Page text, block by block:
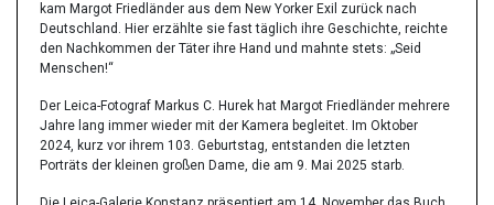
kam Margot Friedländer aus dem New Yorker Exil zurück nach
Deutschland. Hier erzählte sie fast täglich ihre Geschichte, reichte
den Nachkommen der Täter ihre Hand und mahnte stets: „Seid
Menschen!“
Der Leica-Fotograf Markus C. Hurek hat Margot Friedländer mehrere
Jahre lang immer wieder mit der Kamera begleitet. Im Oktober
2024, kurz vor ihrem 103. Geburtstag, entstanden die letzten
Porträts der kleinen großen Dame, die am 9. Mai 2025 starb.